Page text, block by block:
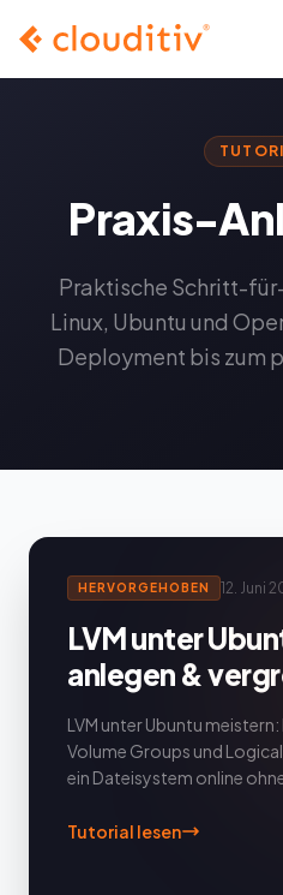
Praxis-
Praktische Schritt-
Linux, Ubuntu und
Deployment bis zum
HERVORGEHOBEN 12. Juni
LVM unter
anlegen &
LVM unter Ubuntu meistern:
Volume Groups und
ein Dateisystem online
Tutorial lesen